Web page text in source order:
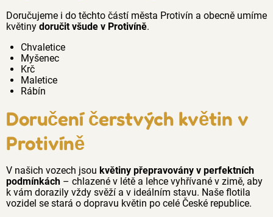
Doručujeme i do těchto částí města Protivín a obecně umíme
květiny doručit všude v Protivíně.
Chvaletice
Myšenec
Krč
Maletice
Rábín
Doručení čerstvých květin v
Protivíně
V našich vozech jsou květiny přepravovány v perfektních
podmínkách – chlazené v létě a lehce vyhřívané v zimě, aby
k vám dorazily vždy svěží a v ideálním stavu. Naše flotila
vozidel se stará o dopravu květin po celé České republice.